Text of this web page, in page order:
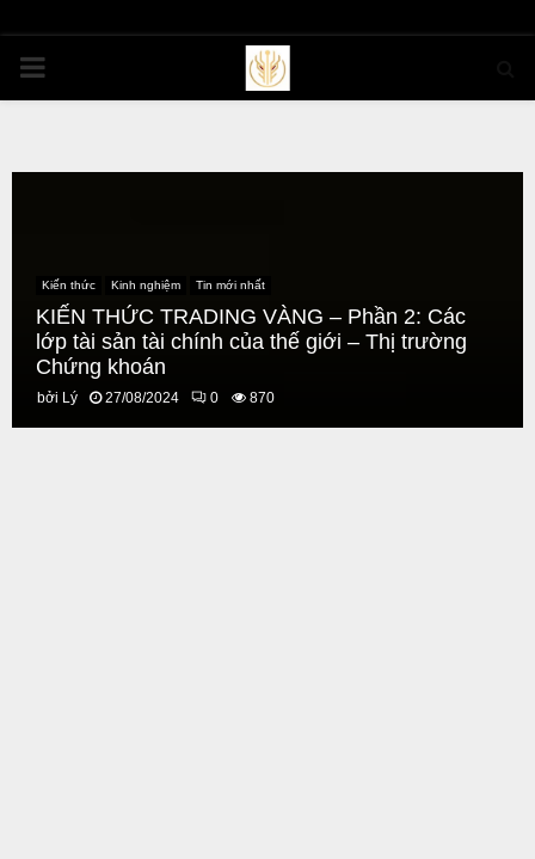
PRIMARY
Kiến thức Kinh nghiệm Tin mới nhất
KIẾN THỨC TRADING VÀNG – Phần 2: Các
lớp tài sản tài chính của thế giới – Thị trường
Chứng khoán
bởi Lý 27/08/2024 0 870